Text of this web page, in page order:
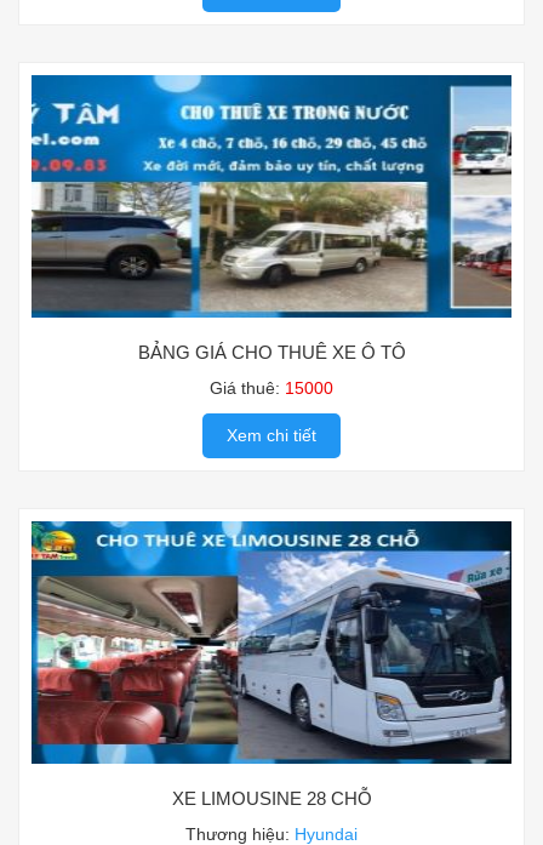
BẢNG GIÁ CHO THUÊ XE Ô TÔ
Giá thuê: 15000
Xem chi tiết
XE LIMOUSINE 28 CHỖ
Thương hiệu: Hyundai